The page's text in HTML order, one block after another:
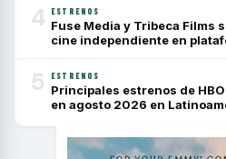
4 ESTRENOS
Fuse Media y Tribeca Films
cine independiente en
5 ESTRENOS
Principales estrenos de
en agosto 2026 en